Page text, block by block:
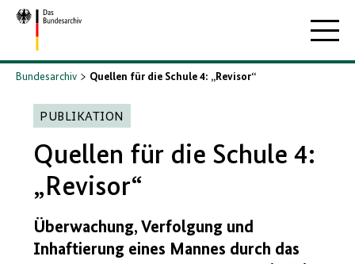
Zur
Startseite
Bundesarchiv Quellen für die Schule 4: „Revisor“
PUBLIKATION
Quellen für die Schule 4:
„Revisor“
Überwachung, Verfolgung und
Inhaftierung eines Mannes durch das